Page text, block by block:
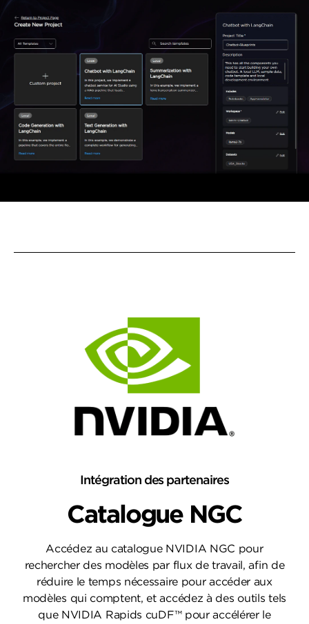
Intégration des partenaires
Catalogue NGC
Accédez au catalogue NVIDIA NGC pour
rechercher des modèles par flux de travail, afin de
réduire le temps nécessaire pour accéder aux
modèles qui comptent, et accédez à des outils tels
que NVIDIA Rapids cuDF™ pour accélérer le